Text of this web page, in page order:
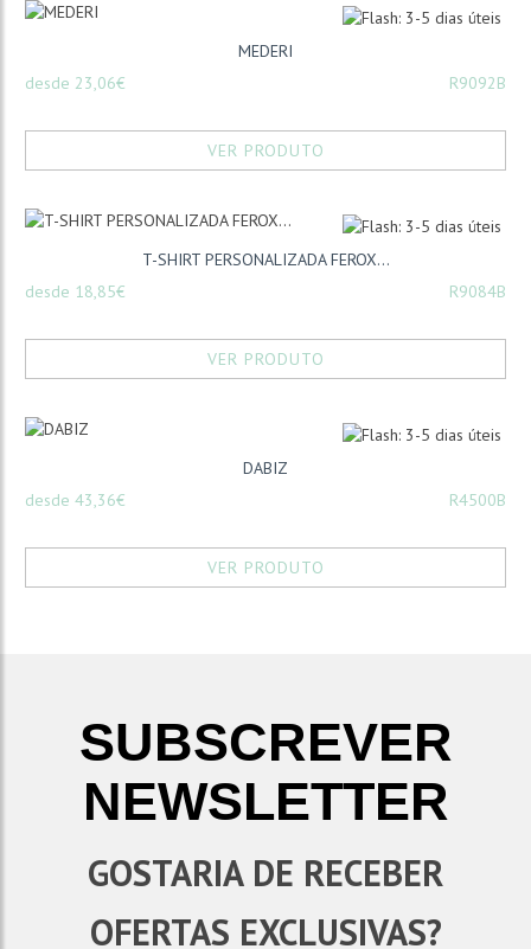
MEDERI
desde 23,06€
R9092B
VER PRODUTO
T-SHIRT PERSONALIZADA FEROX...
desde 18,85€
R9084B
VER PRODUTO
DABIZ
desde 43,36€
R4500B
VER PRODUTO
SUBSCREVER
NEWSLETTER
GOSTARIA DE RECEBER
OFERTAS EXCLUSIVAS?